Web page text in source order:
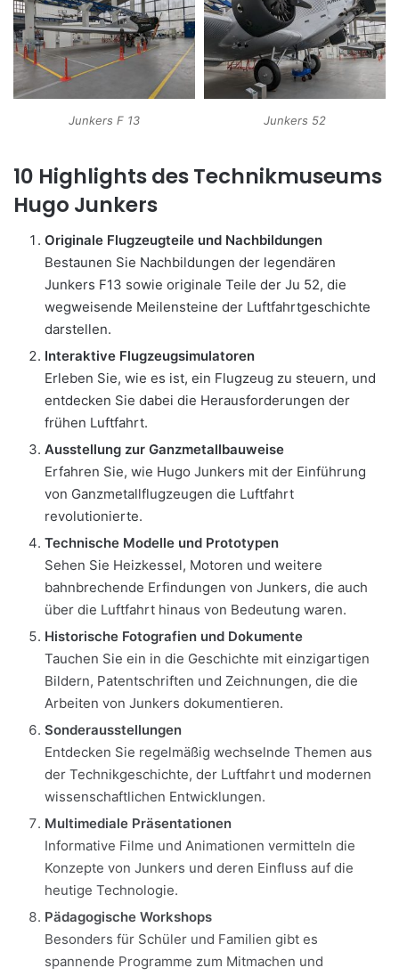
Junkers F 13 Junkers 52
10 Highlights des Technikmuseums
Hugo Junkers
Originale Flugzeugteile und Nachbildungen
Bestaunen Sie Nachbildungen der legendären
Junkers F13 sowie originale Teile der Ju 52, die
wegweisende Meilensteine der Luftfahrtgeschichte
darstellen.
Interaktive Flugzeugsimulatoren
Erleben Sie, wie es ist, ein Flugzeug zu steuern, und
entdecken Sie dabei die Herausforderungen der
frühen Luftfahrt.
Ausstellung zur Ganzmetallbauweise
Erfahren Sie, wie Hugo Junkers mit der Einführung
von Ganzmetallflugzeugen die Luftfahrt
revolutionierte.
Technische Modelle und Prototypen
Sehen Sie Heizkessel, Motoren und weitere
bahnbrechende Erfindungen von Junkers, die auch
über die Luftfahrt hinaus von Bedeutung waren.
Historische Fotografien und Dokumente
Tauchen Sie ein in die Geschichte mit einzigartigen
Bildern, Patentschriften und Zeichnungen, die die
Arbeiten von Junkers dokumentieren.
Sonderausstellungen
Entdecken Sie regelmäßig wechselnde Themen aus
der Technikgeschichte, der Luftfahrt und modernen
wissenschaftlichen Entwicklungen.
Multimediale Präsentationen
Informative Filme und Animationen vermitteln die
Konzepte von Junkers und deren Einfluss auf die
heutige Technologie.
Pädagogische Workshops
Besonders für Schüler und Familien gibt es
spannende Programme zum Mitmachen und